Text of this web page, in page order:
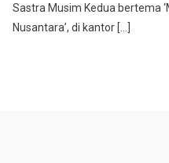
Sastra Musim Kedua bertema
Nusantara’, di kantor […]